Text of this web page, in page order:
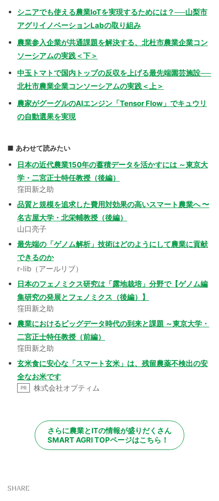
シニアでも使える農業IoTを実現するためには？──山梨市
アグリイノベーションLabの取り組み
農業参入企業が共通課題を解決する、北杜市農業企業コン
ソーシアムの実践＜下＞
中玉トマトで国内トップの反収を上げる最先端園芸施設──
北杜市農業企業コンソーシアムの実践＜上＞
農家がグーグルのAIエンジン「Tensor Flow」でキュウリ
の自動選果を実現
あわせて読みたい
日本の近代農業150年の蓄積データを活かすには ～東京大
学・二宮正士特任教授（後編）
窪田新之助
品質と規模を追求した費用対効果の高いスマート農業へ 〜
名古屋大学・北栄輔教授（後編）
山口亮子
最先端の「ゲノム解析」技術はどのようにして農業に貢献
できるのか
r-lib（アールリブ）
日本のフェノミクス研究は「露地栽培」分野で【ゲノム編
集研究の発展とフェノミクス（後編）】
窪田新之助
農業におけるビッグデータ時代の到来と課題 ～東京大学・
二宮正士特任教授（前編）
窪田新之助
玄米食に安心な「スマート玄米」は、残留農薬不検出の安
全なお米です
PR 株式会社オプティム
さらに農業とITの情報が盛りだくさん
SMART AGRI TOPページはこちら！
SHARE